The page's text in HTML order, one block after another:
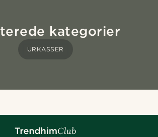
kategorier
URKASSER